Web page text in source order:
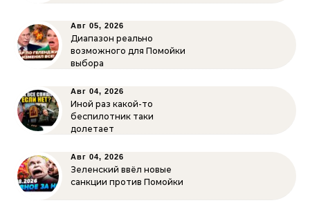
Авг 05, 2026
Диапазон реально
возможного для Помойки
выбора
Авг 04, 2026
Иной раз какой-то
беспилотник таки
долетает
Авг 04, 2026
Зеленский ввёл новые
санкции против Помойки